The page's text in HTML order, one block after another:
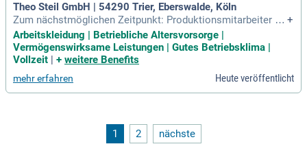
Theo Steil GmbH | 54290 Trier, Eberswalde, Köln
Zum nächstmöglichen Zeitpunkt: Produktionsmitarbeiter /
Maschinen- und Anlagenführer (m/w/d) Ihre Aufgaben: Mitar
beit in der Produktion in verschiedenen Bereichen, z.B. als
Maschinenbediener unserer hoch­modernen Anlagen, Lagera
+
Arbeitskleidung | Betriebliche Altersvorsorge |
Vermögenswirksame Leistungen | Gutes Betriebsklima |
Vollzeit
+ weitere Benefits
mehr erfahren Heute veröffentlicht
1 2 nächste